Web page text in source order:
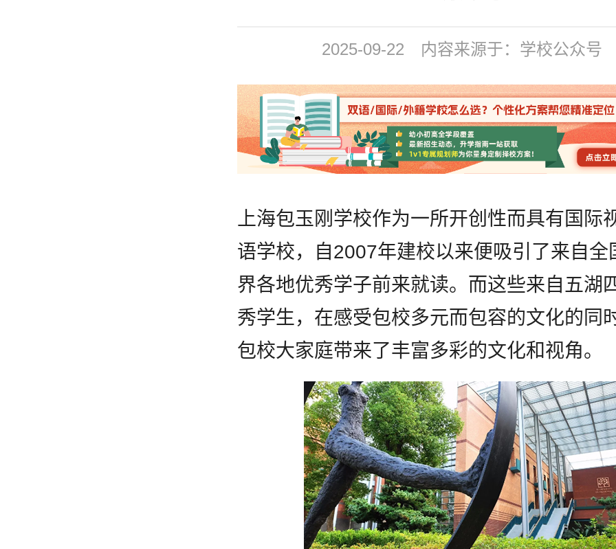
2025-09-22 内容来源于：学校公众号
上海包玉刚学校作为一所开创性而具有国际
语学校，自2007年建校以来便吸引了来自全
界各地优秀学子前来就读。而这些来自五湖
秀学生，在感受包校多元而包容的文化的同
包校大家庭带来了丰富多彩的文化和视角。